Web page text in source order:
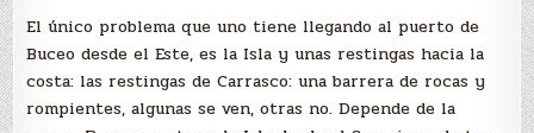
El único problema que uno tiene llegando al puerto de
Buceo desde el Este, es la Isla y unas restingas hacia la
costa: las restingas de Carrasco: una barrera de rocas y
rompientes, algunas se ven, otras no. Depende de la